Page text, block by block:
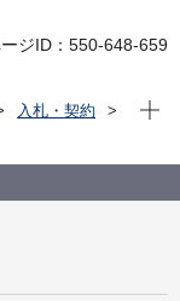
ジID：550-648-659
入札・契約
通し
現在